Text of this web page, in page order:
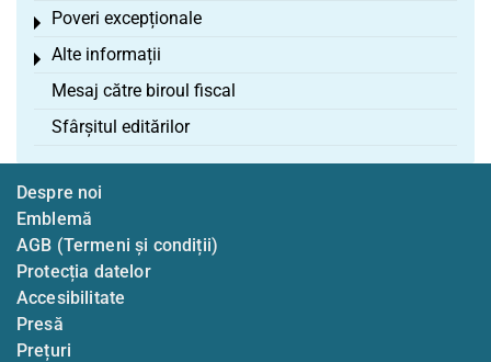
Poveri excepționale
Toggle menu
Alte informații
Toggle menu
Mesaj către biroul fiscal
Sfârșitul editărilor
Despre noi
Emblemă
AGB (Termeni și condiții)
Protecția datelor
Accesibilitate
Presă
Prețuri